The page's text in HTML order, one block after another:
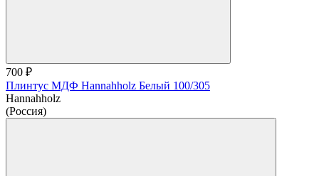
700 ₽
Плинтус МДФ Hannahholz Белый 100/305
Hannahholz
(Россия)